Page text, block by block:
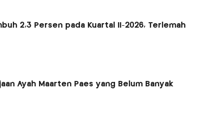
2,3 Persen pada Kuartal II-2026, Terlemah
Ayah Maarten Paes yang Belum Banyak